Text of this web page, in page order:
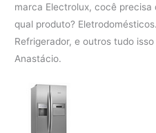
marca Electrolux, cocê
qual produto?
Refrigerador, e outros tudo
Anastácio.